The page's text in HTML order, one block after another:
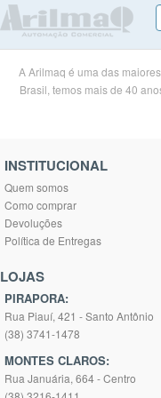
A Arilmaq é uma das
Brasil, temos mais de 40
INSTITUCIONAL
Quem somos
Como comprar
Devoluções
Política de Entregas
LOJAS
PIRAPORA:
Rua Piauí, 421 - Santo Antônio
(38) 3741-1478
MONTES CLAROS:
Rua Januária, 664 - Centro